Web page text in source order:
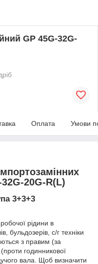
GP 45G-32G-
Оплата Умови
20G-R(L)
3+3+3
рідини в
бульдозерів, с/г техніки
з правим (за
годинникової
вала. Щоб визначити